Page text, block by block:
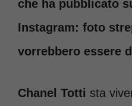
che ha pubblicato
Instagram: foto
vorrebbero essere
Chanel Totti sta